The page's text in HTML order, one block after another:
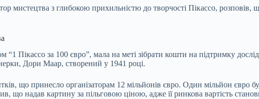
мистецтва з глибокою прихильністю до творчості Пікассо,
“1 Пікассо за 100 євро”, мала на меті зібрати кошти на підтримку
Дори Маар, створений у 1941 році.
що принесло організаторам 12 мільйонів євро. Один мільйон
що надав картину за пільговою ціною, адже її ринкова вартість